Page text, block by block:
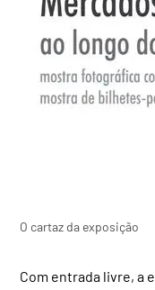
O cartaz da exposição
Com entrada livre, a